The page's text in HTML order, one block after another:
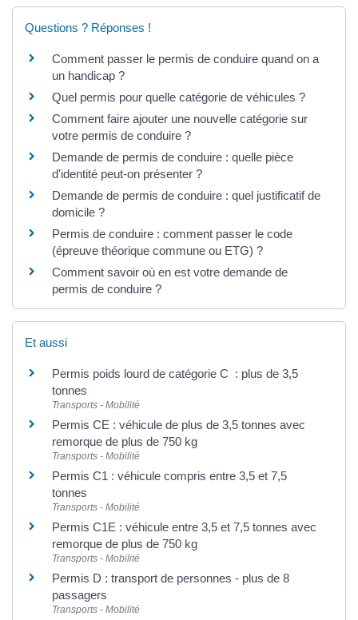
Questions ? Réponses !
Comment passer le permis de conduire quand on a
un handicap ?
Quel permis pour quelle catégorie de véhicules ?
Comment faire ajouter une nouvelle catégorie sur
votre permis de conduire ?
Demande de permis de conduire : quelle pièce
d'identité peut-on présenter ?
Demande de permis de conduire : quel justificatif de
domicile ?
Permis de conduire : comment passer le code
(épreuve théorique commune ou ETG) ?
Comment savoir où en est votre demande de
permis de conduire ?
Et aussi
Permis poids lourd de catégorie C : plus de 3,5
tonnes
Transports - Mobilité
Permis CE : véhicule de plus de 3,5 tonnes avec
remorque de plus de 750 kg
Transports - Mobilité
Permis C1 : véhicule compris entre 3,5 et 7,5
tonnes
Transports - Mobilité
Permis C1E : véhicule entre 3,5 et 7,5 tonnes avec
remorque de plus de 750 kg
Transports - Mobilité
Permis D : transport de personnes - plus de 8
passagers
Transports - Mobilité